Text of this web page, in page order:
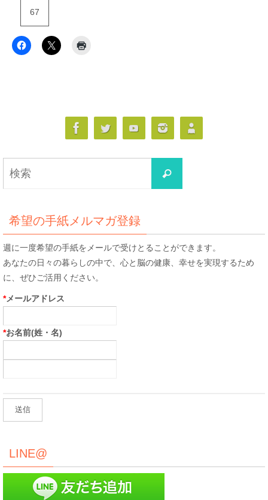
67
検
索
希望の手紙メルマガ登録
週に一度希望の手紙をメールで受けとることができます。
あなたの日々の暮らしの中で、心と脳の健康、幸せを実現するため
に、ぜひご活用ください。
*メールアドレス
*お名前(姓・名)
LINE@